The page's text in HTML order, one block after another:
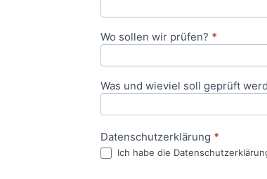
Wo sollen wir prüfen? *
Was und wieviel soll geprüft
Datenschutzerklärung *
Ich habe die